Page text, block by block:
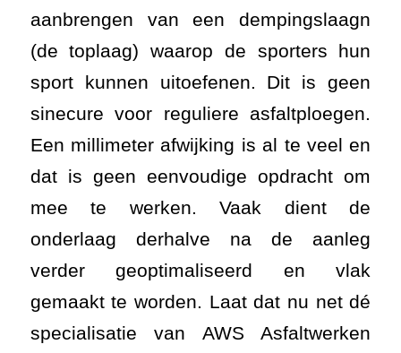
aanbrengen van een dempingslaagn
(de toplaag) waarop de sporters hun
sport kunnen uitoefenen. Dit is geen
sinecure voor reguliere asfaltploegen.
Een millimeter afwijking is al te veel en
dat is geen eenvoudige opdracht om
mee te werken. Vaak dient de
onderlaag derhalve na de aanleg
verder geoptimaliseerd en vlak
gemaakt te worden. Laat dat nu net dé
specialisatie van AWS Asfaltwerken